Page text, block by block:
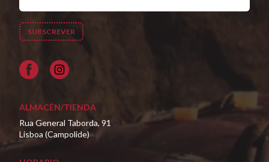
Facebook
ALMACÉN/TIENDA
Rua General Taborda, 91
Lisboa (Campolide)